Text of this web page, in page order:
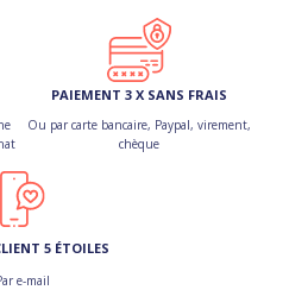
PAIEMENT 3 X SANS FRAIS
Ou par carte bancaire, Paypal, virement,
chèque
5 ÉTOILES
e-mail